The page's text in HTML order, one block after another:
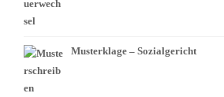
Musterklage – Sozialgericht